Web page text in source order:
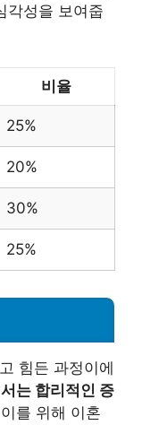
각성을 보여줍
비율
25%
20%
30%
25%
힘든 과정이에
는 합리적인 증
이를 위해 이혼